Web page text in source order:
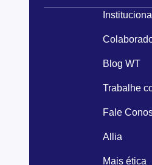
Institucional
Blog WT
Trabalhe
Fale
Allia
Mais ética